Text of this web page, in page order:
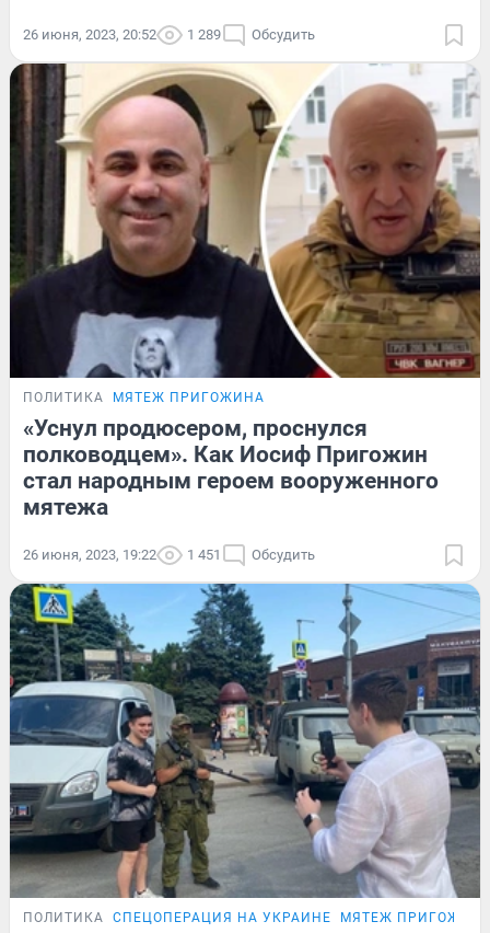
26 июня, 2023, 20:52 1 289 Обсудить
ПОЛИТИКА МЯТЕЖ ПРИГОЖИНА
«Уснул продюсером, проснулся
полководцем». Как Иосиф Пригожин
стал народным героем вооруженного
мятежа
26 июня, 2023, 19:22 1 451 Обсудить
ПОЛИТИКА СПЕЦОПЕРАЦИЯ НА УКРАИНЕ МЯТЕЖ